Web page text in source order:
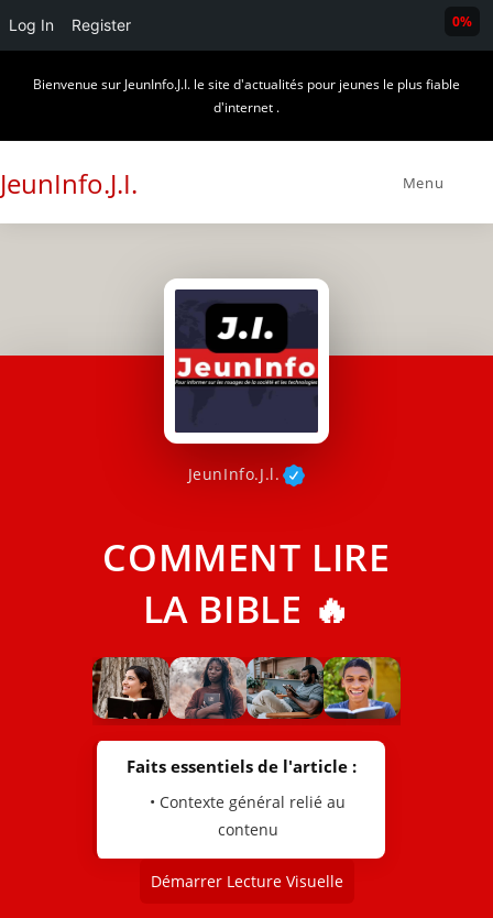
Log In Register
Bienvenue sur JeunInfo.J.I. le site d'actualités pour jeunes le plus fiable
d'internet .
JeunInfo.J.I. Menu
JeunInfo.J.l.
COMMENT LIRE
LA BIBLE 🔥
Faits essentiels de l'article :
• Contexte général relié au
contenu
Démarrer Lecture Visuelle
0%